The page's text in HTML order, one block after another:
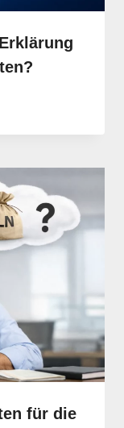
für die